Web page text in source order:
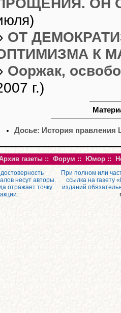
ОТ
К
Ооржак,
г.)
Досье: История правления
газеты :: Форум :: Юмор ::
несут авторы.
отражает точку
При полном или
ссылка на газету
изданий